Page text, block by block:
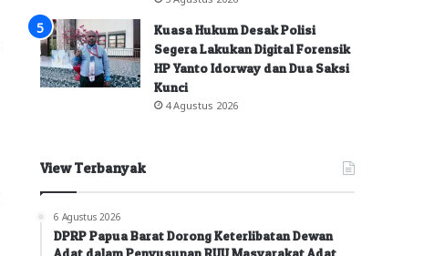
Kuasa Hukum Desak Polisi
Segera Lakukan Digital Forensik
HP Yanto Idorway dan Dua Saksi
Kunci
4 Agustus 2026
View Terbanyak
6 Agustus 2026
DPRP Papua Barat Dorong Keterlibatan Dewan
Adat dalam Penyusunan RUU Masyarakat Adat